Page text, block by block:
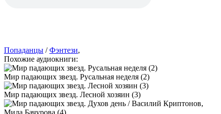
Попаданцы /Фэнтези,
Похожие аудиокниги:
Мир падающих звезд. Русальная неделя (2)
Мир падающих звезд. Лесной хозяин (3)